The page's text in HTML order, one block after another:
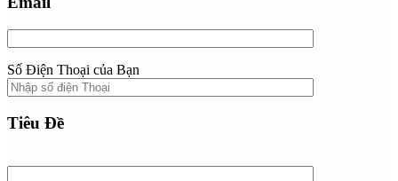
Số Điện Thoại của Bạn
Tiêu Đề